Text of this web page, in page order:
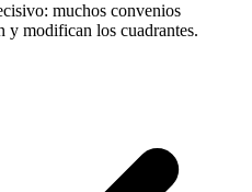
muchos convenios
y modifican los cuadrantes.